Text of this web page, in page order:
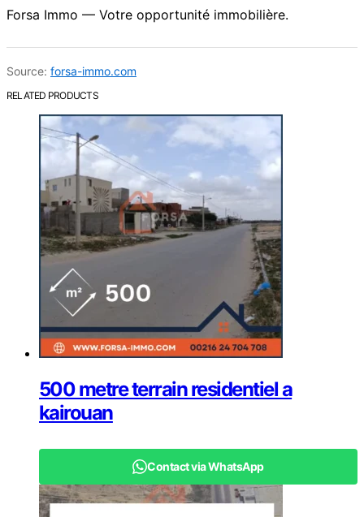
Forsa Immo — Votre opportunité immobilière.
Source: forsa-immo.com
RELATED PRODUCTS
500 metre terrain residentiel a
kairouan
Contact via WhatsApp